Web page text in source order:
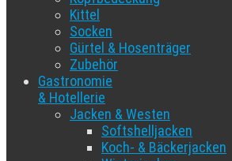
Kittel
Socken
Gürtel & Hosenträger
Zubehör
Gastronomie
& Hotellerie
Jacken & Westen
Softshelljacken
Koch- & Bäckerjacken